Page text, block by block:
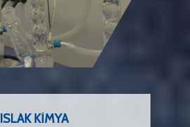
ISLAK KIMYA